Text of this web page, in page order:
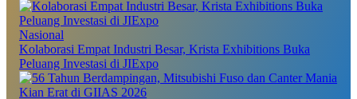
Nasional
Kolaborasi Empat Industri Besar, Krista Exhibitions Buka
Peluang Investasi di JIExpo